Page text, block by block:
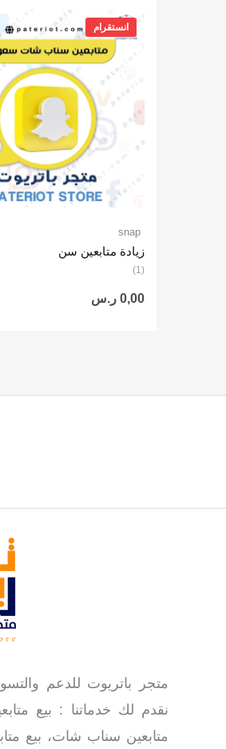
انستقرام
snap
زيادة متابعين سن
(1)
0,00 ر.س
متجر باتريوت للدعم
نقدم لك خدماتنا : بيع
متابعين سناب شات، بيع